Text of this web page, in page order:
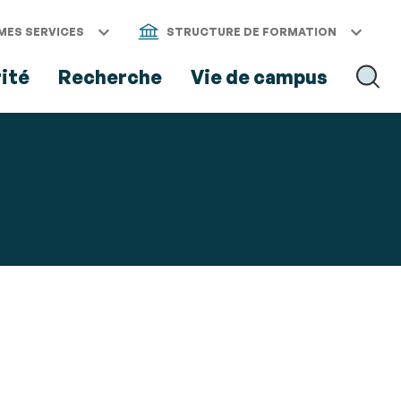
SERVICES STRUCTURE DE FORMATION
Recherche Vie de campus